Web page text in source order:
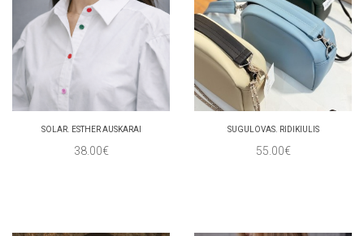
SOLAR. ESTHER AUSKARAI
38.00€
SUGULOVAS. RIDIKIULIS
55.00€